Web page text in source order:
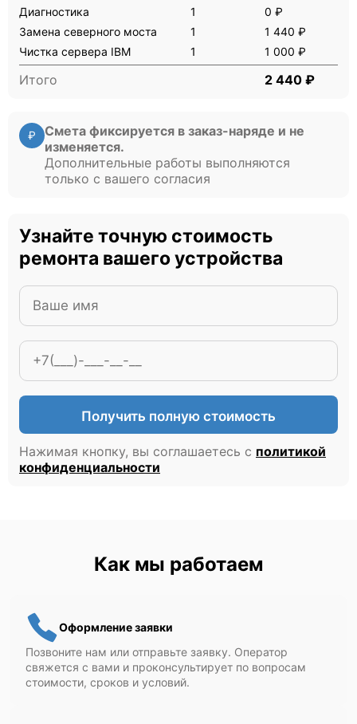
Диагностика 1
0 ₽
Замена северного моста
1
1 440 ₽
Чистка сервера IBM
1 1 000 ₽
Итого 2 440 ₽
₽
Смета фиксируется в заказ-наряде и не
изменяется.
Дополнительные работы выполняются
только с вашего согласия
Узнайте точную стоимость
ремонта вашего устройства
Получить полную стоимость
Нажимая кнопку, вы соглашаетесь с политикой
конфиденциальности
Как мы работаем
Оформление заявки
Позвоните нам или отправьте заявку. Оператор
свяжется с вами и проконсультирует по вопросам
стоимости, сроков и условий.